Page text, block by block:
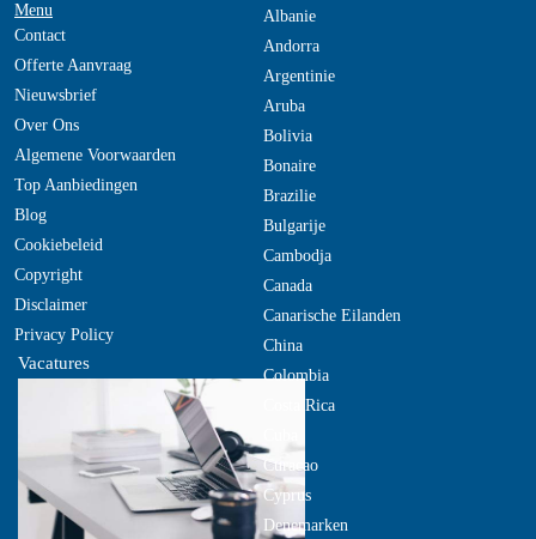
Menu
Contact
Offerte Aanvraag
Nieuwsbrief
Over Ons
Algemene Voorwaarden
Top Aanbiedingen
Blog
Cookiebeleid
Copyright
Disclaimer
Privacy Policy
Vacatures
Albanie
Andorra
Argentinie
Aruba
Bolivia
Bonaire
Brazilie
Bulgarije
Cambodja
Canada
Canarische Eilanden
China
Colombia
Costa Rica
Curacao
Cyprus
Denemarken